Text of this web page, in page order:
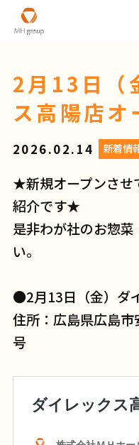
2月13日（
ス高陽店
2026.02.14 新着情
★新規オープンさせ
紹介です★
是非わが社のお惣
い。
●2月13日（金）ダ
住所：広島県広島
号